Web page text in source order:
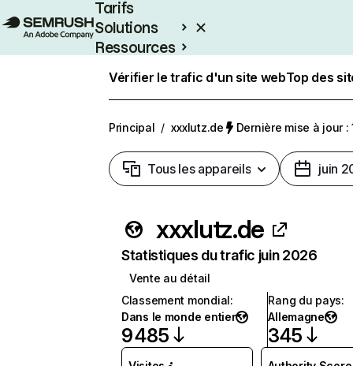
Tarifs
Solutions
Ressources
Vérifier le trafic d'un site webTop des
Principal / xxxlutz.de Dernière mise à jour
Tous les appareils juin
xxxlutz.de
Statistiques du trafic juin 2026
Vente au détail
Classement mondial:
Dans le monde entier
9 485
Rang du pays:
Allemagne
345